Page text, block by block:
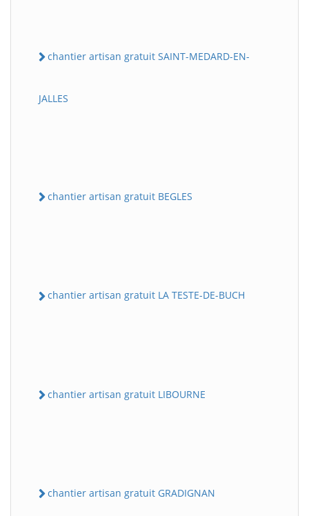
chantier artisan gratuit SAINT-MEDARD-EN-
JALLES
chantier artisan gratuit BEGLES
chantier artisan gratuit LA TESTE-DE-BUCH
chantier artisan gratuit LIBOURNE
chantier artisan gratuit GRADIGNAN